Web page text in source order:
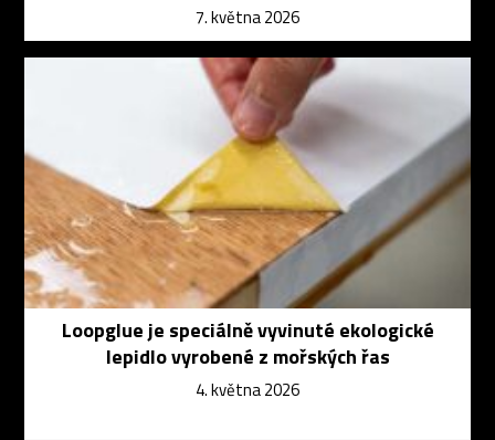
7. května 2026
Loopglue je speciálně vyvinuté ekologické
lepidlo vyrobené z mořských řas
4. května 2026